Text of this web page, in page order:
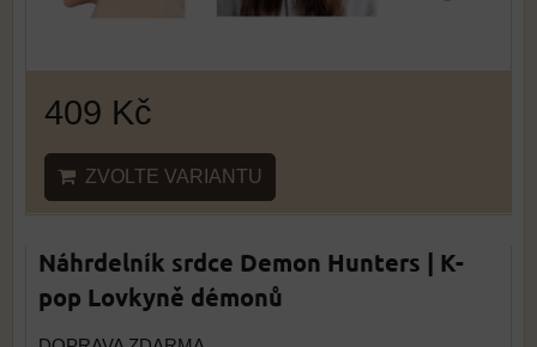
409 Kč
ZVOLTE VARIANTU
Náhrdelník srdce Demon Hunters | K-
pop Lovkyně démonů